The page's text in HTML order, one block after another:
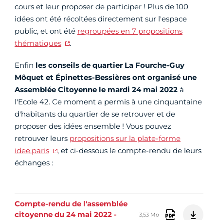
cours et leur proposer de participer ! Plus de 100
idées ont été récoltées directement sur l'espace
public, et ont été regroupées en 7 propositions
thématiques
.
Enfin les conseils de quartier La Fourche-Guy
Môquet et Épinettes-Bessières ont organisé une
Assemblée Citoyenne le mardi 24 mai 2022 à
l'Ecole 42. Ce moment a permis à une cinquantaine
d'habitants du quartier de se retrouver et de
proposer des idées ensemble ! Vous pouvez
retrouver leurs propositions sur la plate-forme
idee.paris
, et ci-dessous le compte-rendu de leurs
échanges :
Compte-rendu de l'assemblée
citoyenne du 24 mai 2022 -
3,53 Mo